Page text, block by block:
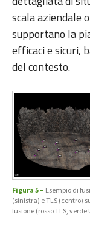
scala aziendale
supportano la
efficaci e sicuri,
del contesto.
Figura 5 – Esempio di
(sinistra) e TLS (centro)
fusione (rosso TLS, verde